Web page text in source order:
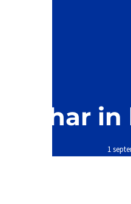
Schar
1